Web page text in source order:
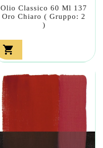
Olio Classico 60 Ml 137
Oro Chiaro ( Gruppo: 2
)
